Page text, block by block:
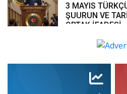
3 MAYIS
ŞUURUN VE
ORTAK İFADESİ